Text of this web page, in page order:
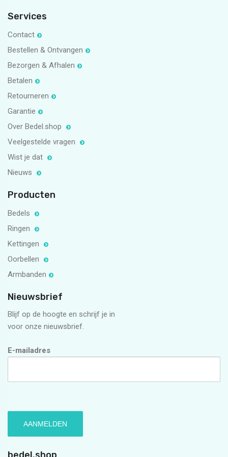
Services
Contact
Bestellen & Ontvangen
Bezorgen & Afhalen
Betalen
Retourneren
Garantie
Over Bedel.shop
Veelgestelde vragen
Wist je dat
Nieuws
Producten
Bedels
Ringen
Kettingen
Oorbellen
Armbanden
Nieuwsbrief
Blijf op de hoogte en schrijf je in
voor onze nieuwsbrief.
E-mailadres